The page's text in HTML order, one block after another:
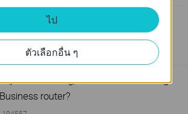
Public IPs to Access an Internal
SMB Routers
208131views
(port forwarding) feature is not working
router?
ไป
ตัวเลือกอื่น ๆ